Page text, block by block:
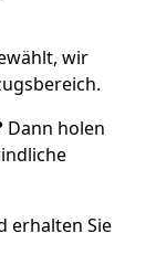
wir
Dann holen
erhalten Sie